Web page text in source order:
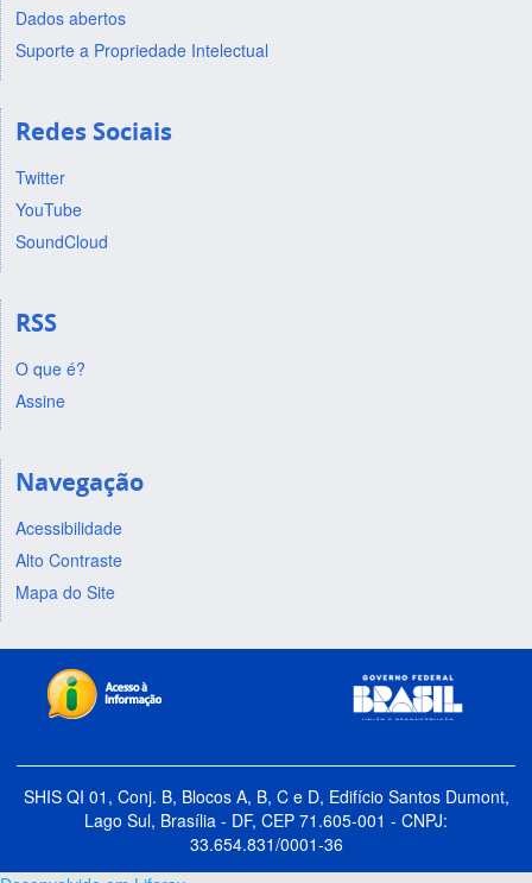
Dados abertos
Suporte a Propriedade Intelectual
Redes Sociais
Twitter
YouTube
SoundCloud
RSS
O que é?
Assine
Navegação
Acessibilidade
Alto Contraste
Mapa do Site
SHIS QI 01, Conj. B, Blocos A, B, C e D, Edifício Santos Dumont,
Lago Sul, Brasília - DF, CEP 71.605-001 - CNPJ:
33.654.831/0001-36